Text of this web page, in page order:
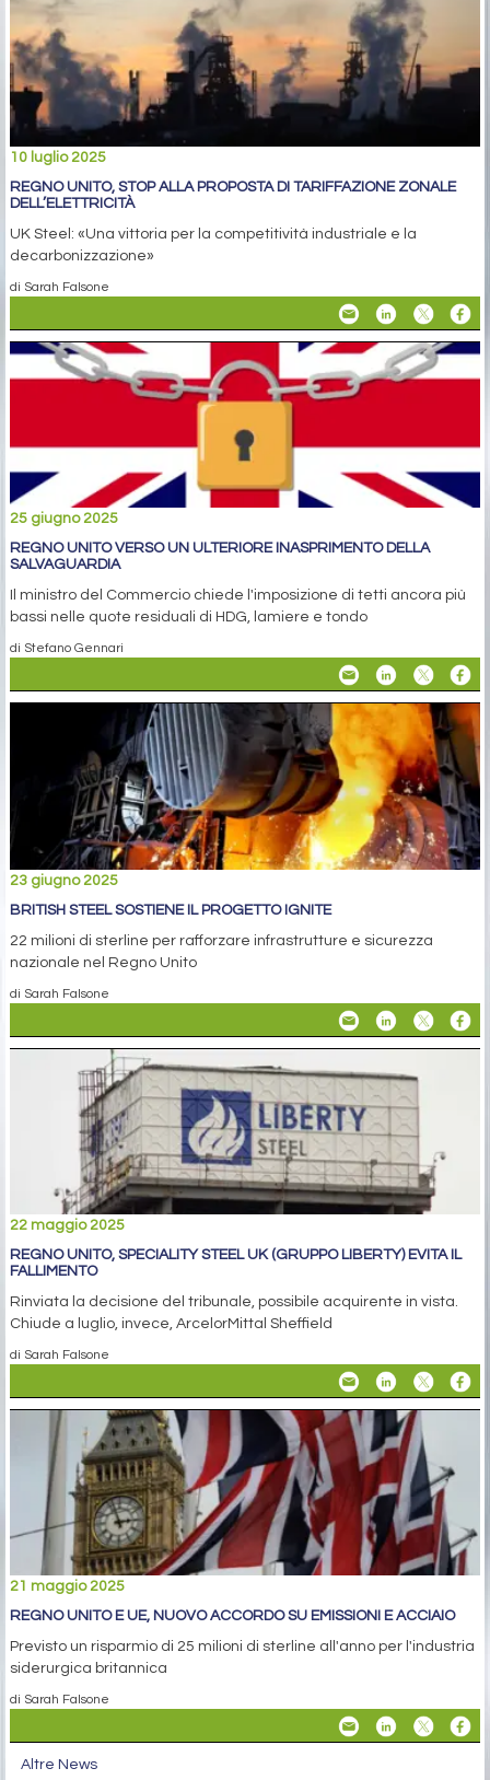
10 luglio 2025
REGNO UNITO, STOP ALLA PROPOSTA DI TARIFFAZIONE ZONALE
DELL’ELETTRICITÀ
UK Steel: «Una vittoria per la competitività industriale e la
decarbonizzazione»
di Sarah Falsone
25 giugno 2025
REGNO UNITO VERSO UN ULTERIORE INASPRIMENTO DELLA
SALVAGUARDIA
Il ministro del Commercio chiede l'imposizione di tetti ancora più
bassi nelle quote residuali di HDG, lamiere e tondo
di Stefano Gennari
23 giugno 2025
BRITISH STEEL SOSTIENE IL PROGETTO IGNITE
22 milioni di sterline per rafforzare infrastrutture e sicurezza
nazionale nel Regno Unito
di Sarah Falsone
22 maggio 2025
REGNO UNITO, SPECIALITY STEEL UK (GRUPPO LIBERTY) EVITA IL
FALLIMENTO
Rinviata la decisione del tribunale, possibile acquirente in vista.
Chiude a luglio, invece, ArcelorMittal Sheffield
di Sarah Falsone
21 maggio 2025
REGNO UNITO E UE, NUOVO ACCORDO SU EMISSIONI E ACCIAIO
Previsto un risparmio di 25 milioni di sterline all'anno per l'industria
siderurgica britannica
di Sarah Falsone
Altre News